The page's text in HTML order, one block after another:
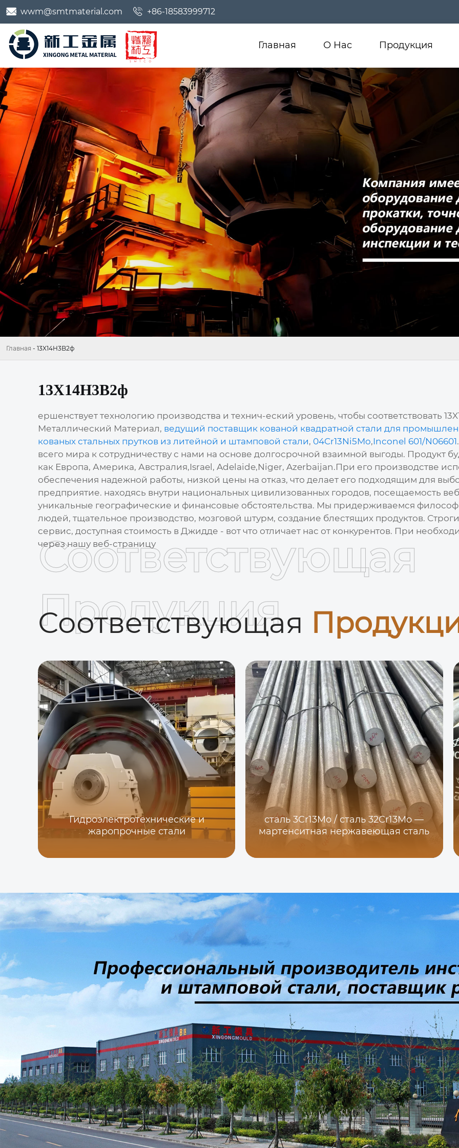
 wwm@smtmaterial.com  +86-18583999712
Главная О Нас Продукция
Главная - 13X14H3B2ф
13X14H3B2ф
ершенствует технологию производства и технич-еский уровень, чтобы соответствовать
Металлический Материал, ведущий поставщик кованой квадратной стали для
кованых стальных прутков из литейной и штамповой стали, 04Cr13Ni5Mo,Inconel 601/N06601
всего мира к сотрудничеству с нами на основе долгосрочной взаимной выгоды. Продукт
как Европа, Америка, Австралия,Israel, Adelaide,Niger, Azerbaijan.При его производстве
обеспечения надежной работы, низкой цены на отказ, что делает его подходящим для
предприятие. находясь внутри национальных цивилизованных городов, посещаемость
уникальные географические и финансовые обстоятельства. Мы придерживаемся
людей, тщательное производство, мозговой штурм, создание блестящих продуктов.
сервис, доступная стоимость в Джидде - вот что отличает нас от конкурентов. При
через нашу веб-страницу
Соответствующая
Соответствующая
Продукция
Гидроэлектротехнические и
жаропрочные стали
сталь 3Cr13Mo / сталь 32Cr13Mo —
мартенситная нержавеющая сталь